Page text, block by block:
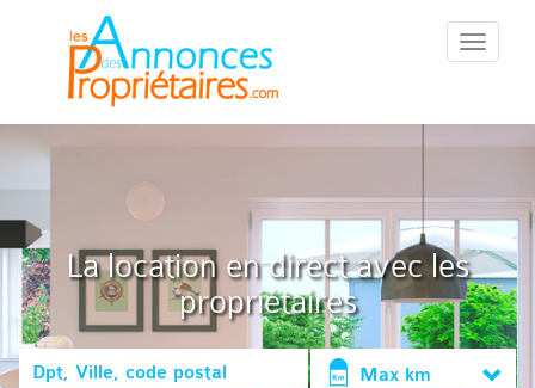
::Menu::
La location en direct avec les
propriétaires
Max km